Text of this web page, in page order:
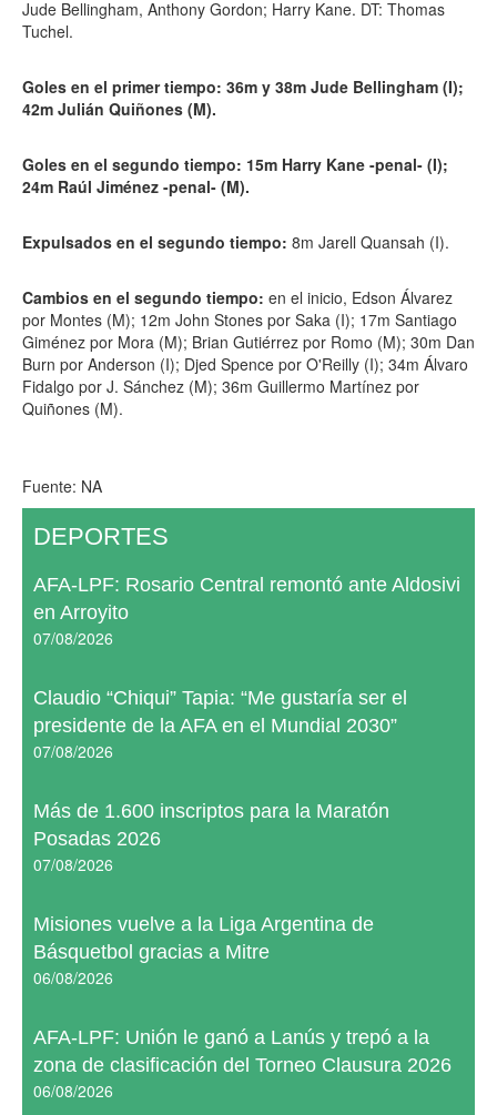
Jude Bellingham, Anthony Gordon; Harry Kane. DT: Thomas
Tuchel.
Goles en el primer tiempo: 36m y 38m Jude Bellingham (I);
42m Julián Quiñones (M).
Goles en el segundo tiempo: 15m Harry Kane -penal- (I);
24m Raúl Jiménez -penal- (M).
Expulsados en el segundo tiempo: 8m Jarell Quansah (I).
Cambios en el segundo tiempo: en el inicio, Edson Álvarez
por Montes (M); 12m John Stones por Saka (I); 17m Santiago
Giménez por Mora (M); Brian Gutiérrez por Romo (M); 30m Dan
Burn por Anderson (I); Djed Spence por O'Reilly (I); 34m Álvaro
Fidalgo por J. Sánchez (M); 36m Guillermo Martínez por
Quiñones (M).
Fuente: NA
DEPORTES
AFA-LPF: Rosario Central remontó ante Aldosivi
en Arroyito
07/08/2026
Claudio “Chiqui” Tapia: “Me gustaría ser el
presidente de la AFA en el Mundial 2030”
07/08/2026
Más de 1.600 inscriptos para la Maratón
Posadas 2026
07/08/2026
Misiones vuelve a la Liga Argentina de
Básquetbol gracias a Mitre
06/08/2026
AFA-LPF: Unión le ganó a Lanús y trepó a la
zona de clasificación del Torneo Clausura 2026
06/08/2026